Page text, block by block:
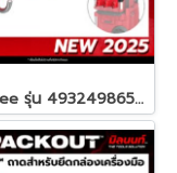
Milwaukee รุ่น 4932498650 PACKOUT™ ตะขอแขวนสำหรับยึดกล่องเครื่องมือ รหัส 4932498650